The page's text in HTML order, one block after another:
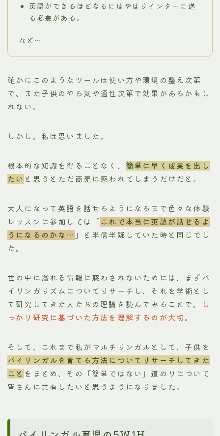
英語ができるほどなるにはやはりインターに送
る必要がある。
など…
確かにこのようなツールは使い方や環境の整え次第
で、また子供のやる気や適性次第で効果があるかもし
れない。
しかし、私は思いました。
根本的な知識を得ることなく、 簡単に早く成果を出し
たい と思うとただ商売に惑われてしまうだけだと。
大人になって英語を話せるようになるまで色々な体験
レッスンに参加しては「これで本当に英語が話せるよ
うになるのかな… 」と半信半疑していた時と同じでし
た。
世の中に溢れる情報に惑わされないためには、まずバ
イリンガリズムについてリサーチし、それを学術とし
て研究してきた人たちの理論を読んでみることで、
し
っかり研究に基づいた方法を理解するのが大切。
そして、これまで私がマルチリンガルとして、子供を
バイリンガルを育てる方法についてリサーチしてきた
こと をまとめ、その「簡単ではない」道のりについて
皆さんに共有したいと思うようになりました。